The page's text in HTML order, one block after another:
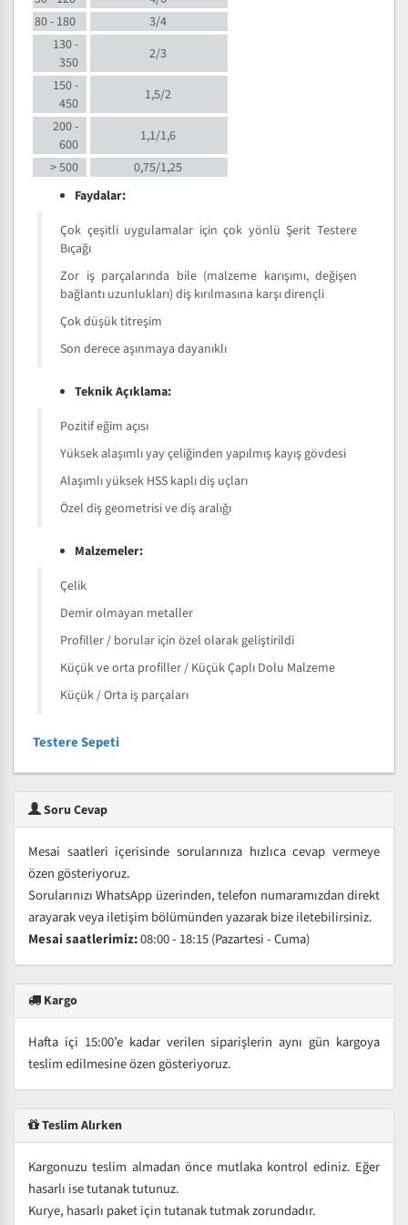
80 - 180
3/4
130 -
350
2/3
150 -
450
1,5/2
200 -
600
1,1/1,6
> 500
0,75/1,25
Faydalar:
Çok çeşitli uygulamalar için çok yönlü Şerit Testere
Bıçağı
Zor iş parçalarında bile (malzeme karışımı, değişen
bağlantı uzunlukları) diş kırılmasına karşı dirençli
Çok düşük titreşim
Son derece aşınmaya dayanıklı
Teknik Açıklama:
Pozitif eğim açısı
Yüksek alaşımlı yay çeliğinden yapılmış kayış gövdesi
Alaşımlı yüksek HSS kaplı diş uçları
Özel diş geometrisi ve diş aralığı
Malzemeler:
Çelik
Demir olmayan metaller
Profiller / borular için özel olarak geliştirildi
Küçük ve orta profiller / Küçük Çaplı Dolu Malzeme
Küçük / Orta iş parçaları
Testere Sepeti
Soru Cevap
Mesai saatleri içerisinde sorularınıza hızlıca cevap vermeye
özen gösteriyoruz.
Sorularınızı WhatsApp üzerinden, telefon numaramızdan direkt
arayarak veya iletişim bölümünden yazarak bize iletebilirsiniz.
Mesai saatlerimiz:08:00 - 18:15 (Pazartesi - Cuma)
Kargo
Hafta içi 15:00’e kadar verilen siparişlerin aynı gün kargoya
teslim edilmesine özen gösteriyoruz.
Teslim Alırken
Kargonuzu teslim almadan önce mutlaka kontrol ediniz. Eğer
hasarlı ise tutanak tutunuz.
Kurye, hasarlı paket için tutanak tutmak zorundadır.